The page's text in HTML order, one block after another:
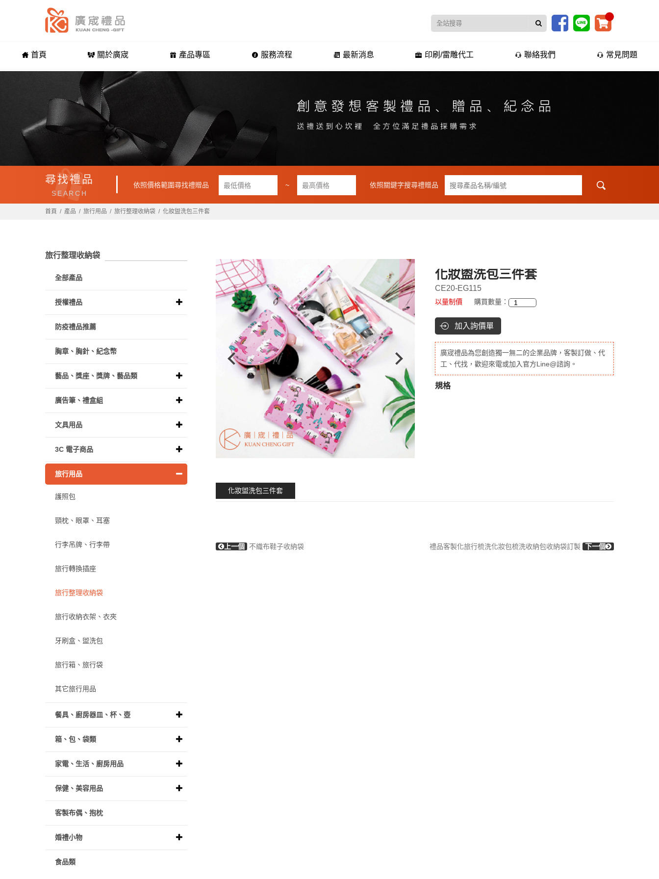
首頁 關於廣宬 產品專區 服務流程 最新消息 印刷/雷雕代工 聯絡我們 常見問題
尋找禮品
SEARCH
依照價格範圍尋找禮贈品 ~ 依照關鍵字搜尋禮贈品
首頁 產品 旅行用品 旅行整理收納袋 化妝盥洗包三件套
化妝盥洗包三件套
CE20-EG115
以量制價 購買數量：
加入詢價單
廣宬禮品為您創造獨一無二的企業品牌，客製訂做、代
工、代找，歡迎來電或加入官方Line@諮詢。
規格
化妝盥洗包三件套
上一個 不織布鞋子收納袋 禮品客製化旅行梳洗化妝包梳洗收納包收納袋訂製 下一個
旅行整理收納袋
全部產品
授權禮品
防疫禮品推薦
胸章、胸針、紀念幣
藝品、獎座、獎牌、藝品類
廣告筆、禮盒組
文具用品
3C 電子商品
旅行用品
護照包
頸枕、眼罩、耳塞
行李吊牌、行李帶
旅行轉換插座
旅行整理收納袋
旅行收納衣架、衣夾
牙刷盒、盥洗包
旅行箱、旅行袋
其它旅行用品
餐具、廚房器皿、杯、壺
箱、包、袋類
家電、生活、廚房用品
保健、美容用品
客製布偶、抱枕
婚禮小物
食品類